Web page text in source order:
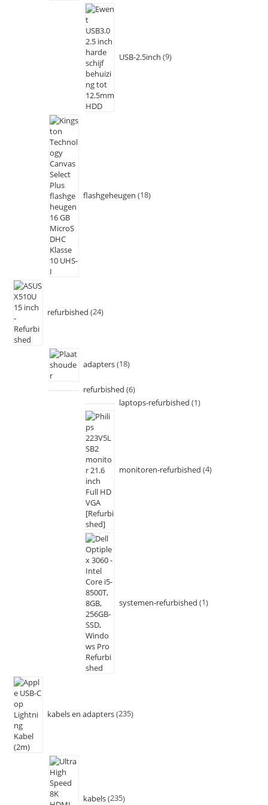
USB-2.5inch 9
flashgeheugen 18
refurbished 24
adapters 18
refurbished 6
laptops-refurbished 1
monitoren-refurbished 4
systemen-refurbished 1
kabels en adapters 235
kabels 235